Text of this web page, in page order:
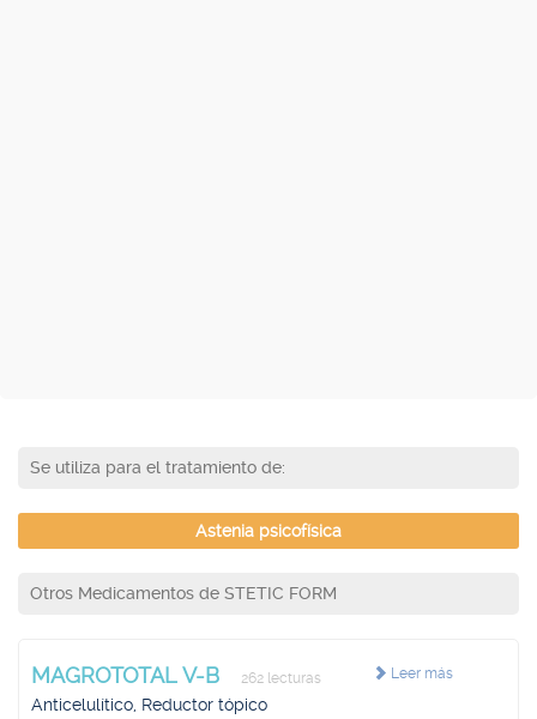
Se utiliza para el tratamiento de:
Astenia psicofísica
Otros Medicamentos de STETIC FORM
Leer más
MAGROTOTAL V-B 262 lecturas
Anticelulítico, Reductor tópico